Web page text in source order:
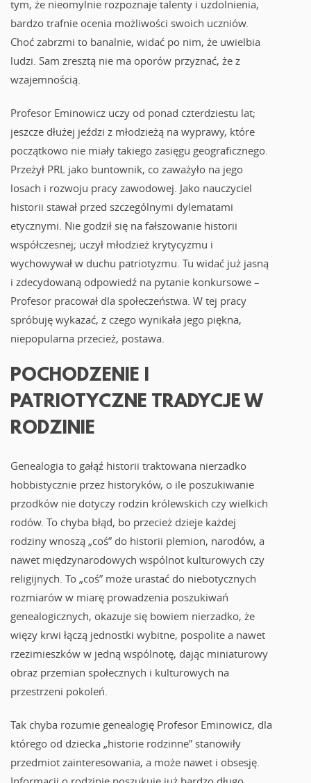
tym, że nieomylnie rozpoznaje talenty i uzdolnienia,
bardzo trafnie ocenia możliwości swoich uczniów.
Choć zabrzmi to banalnie, widać po nim, że uwielbia
ludzi. Sam zresztą nie ma oporów przyznać, że z
wzajemnością.
Profesor Eminowicz uczy od ponad czterdziestu lat;
jeszcze dłużej jeździ z młodzieżą na wyprawy, które
początkowo nie miały takiego zasięgu geograficznego.
Przeżył PRL jako buntownik, co zaważyło na jego
losach i rozwoju pracy zawodowej. Jako nauczyciel
historii stawał przed szczególnymi dylematami
etycznymi. Nie godził się na fałszowanie historii
współczesnej; uczył młodzież krytycyzmu i
wychowywał w duchu patriotyzmu. Tu widać już jasną
i zdecydowaną odpowiedź na pytanie konkursowe –
Profesor pracował dla społeczeństwa. W tej pracy
spróbuję wykazać, z czego wynikała jego piękna,
niepopularna przecież, postawa.
POCHODZENIE I
PATRIOTYCZNE TRADYCJE W
RODZINIE
Genealogia to gałąź historii traktowana nierzadko
hobbistycznie przez historyków, o ile poszukiwanie
przodków nie dotyczy rodzin królewskich czy wielkich
rodów. To chyba błąd, bo przecież dzieje każdej
rodziny wnoszą „coś” do historii plemion, narodów, a
nawet międzynarodowych wspólnot kulturowych czy
religijnych. To „coś” może urastać do niebotycznych
rozmiarów w miarę prowadzenia poszukiwań
genealogicznych, okazuje się bowiem nierzadko, że
więzy krwi łączą jednostki wybitne, pospolite a nawet
rzezimieszków w jedną wspólnotę, dając miniaturowy
obraz przemian społecznych i kulturowych na
przestrzeni pokoleń.
Tak chyba rozumie genealogię Profesor Eminowicz, dla
którego od dziecka „historie rodzinne” stanowiły
przedmiot zainteresowania, a może nawet i obsesję.